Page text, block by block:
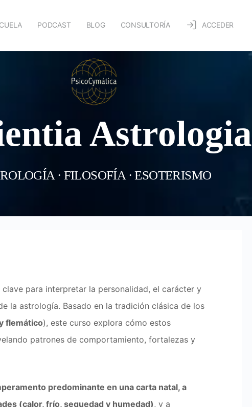
PODCAST BLOG CONSULTORÍA ACCEDER
Astrologia
· FILOSOFÍA · ESOTERISMO
clave para interpretar la personalidad, el carácter y
la astrología. Basado en la tradición clásica de los
flemático), este curso explora cómo estos
patrones de comportamiento, fortalezas y
predominante en una carta natal, a
(calor, frío, sequedad y humedad), y a